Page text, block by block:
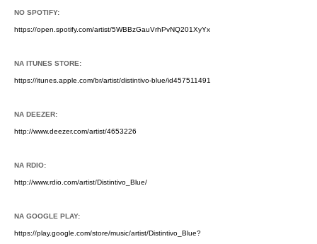
NO SPOTIFY:
https://open.spotify.com/artist/5WBBzGauVrhPvNQ201XyYx
NA ITUNES STORE:
https://itunes.apple.com/br/artist/distintivo-blue/id457511491
NA DEEZER:
http://www.deezer.com/artist/4653226
NA RDIO:
http://www.rdio.com/artist/Distintivo_Blue/
NA GOOGLE PLAY:
https://play.google.com/store/music/artist/Distintivo_Blue?